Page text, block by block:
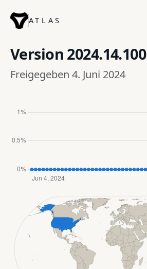
ATLAS
Version 2024.14.100
Freigegeben 4. Juni 2024